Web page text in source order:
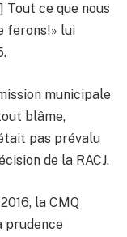
Tout ce que nous
ferons!» lui
municipale
blâme,
pas prévalu
de la RACJ.
la CMQ
prudence